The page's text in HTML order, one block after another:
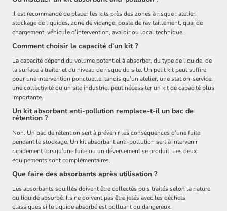
Il est recommandé de placer les kits près des zones à risque : atelier,
stockage de liquides, zone de vidange, poste de ravitaillement, quai de
chargement, véhicule d’intervention, avaloir ou local technique.
Comment choisir la capacité d’un kit ?
La capacité dépend du volume potentiel à absorber, du type de liquide, de
la surface à traiter et du niveau de risque du site. Un petit kit peut suffire
pour une intervention ponctuelle, tandis qu’un atelier, une station-service,
une collectivité ou un site industriel peut nécessiter un kit de capacité plus
importante.
Un kit absorbant anti-pollution remplace-t-il un bac de
rétention ?
Non. Un bac de rétention sert à prévenir les conséquences d’une fuite
pendant le stockage. Un kit absorbant anti-pollution sert à intervenir
rapidement lorsqu’une fuite ou un déversement se produit. Les deux
équipements sont complémentaires.
Que faire des absorbants après utilisation ?
Les absorbants souillés doivent être collectés puis traités selon la nature
du liquide absorbé. Ils ne doivent pas être jetés avec les déchets
classiques si le liquide absorbé est polluant ou dangereux.